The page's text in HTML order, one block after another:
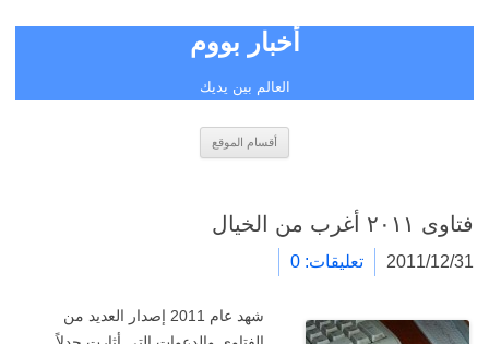
أخبار بووم
العالم بين يديك
أقسام الموقع
فتاوى ٢٠١١ أغرب من الخيال
2011/12/31 تعليقات: 0
شهد عام 2011 إصدار العديد من